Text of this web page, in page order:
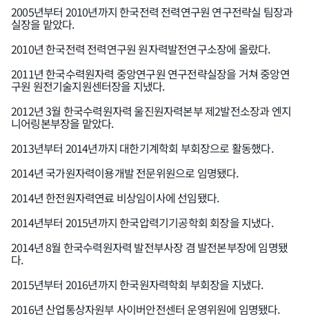
2005년부터 2010년까지 한국전력 전력연구원 연구전략실 팀장과
실장을 맡았다.
2010년 한국전력 전력연구원 원자력발전연구소장에 올랐다.
2011년 한국수력원자력 중앙연구원 연구전략실장을 거쳐 중앙연
구원 원전기술지원센터장을 지냈다.
2012년 3월 한국수력원자력 울진원자력본부 제2발전소장과 엔지
니어링본부장을 맡았다.
2013년부터 2014년까지 대한기계학회 부회장으로 활동했다.
2014년 국가원자력이용개발 전문위원으로 임명됐다.
2014년 한전원자력연료 비상임이사에 선임됐다.
2014년부터 2015년까지 한국압력기기공학회 회장을 지냈다.
2014년 8월 한국수력원자력 발전부사장 겸 발전본부장에 임명됐
다.
2015년부터 2016년까지 한국원자력학회 부회장을 지냈다.
2016년 산업통상자원부 사이버안전센터 운영위원에 임명됐다.